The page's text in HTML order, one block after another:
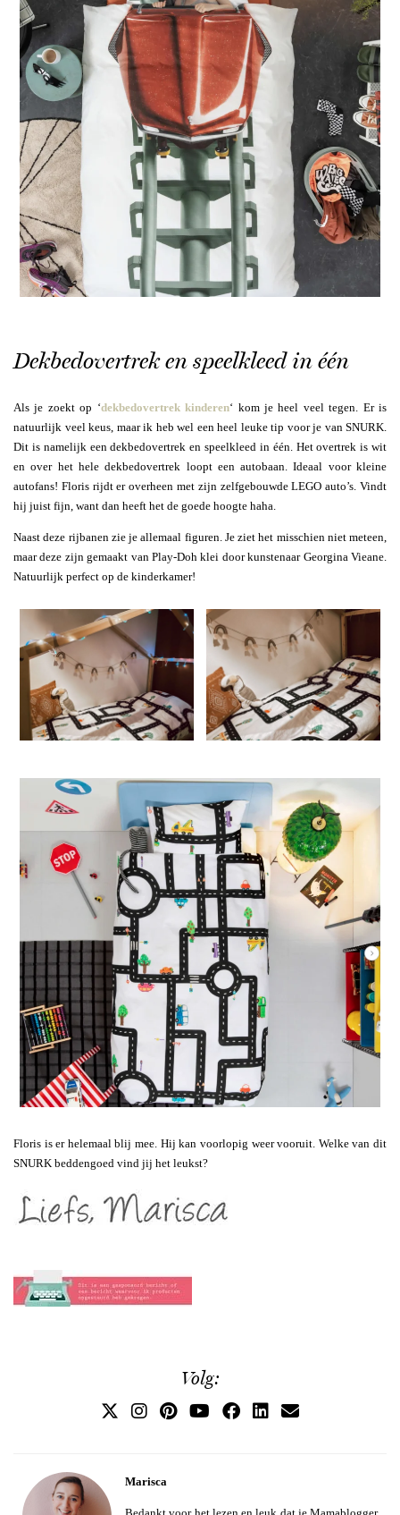
Dekbedovertrek en speelkleed in één
Als je zoekt op ‘dekbedovertrek kinderen‘ kom je heel veel tegen. Er is
natuurlijk veel keus, maar ik heb wel een heel leuke tip voor je van SNURK.
Dit is namelijk een dekbedovertrek en speelkleed in één. Het overtrek is wit
en over het hele dekbedovertrek loopt een autobaan. Ideaal voor kleine
autofans! Floris rijdt er overheen met zijn zelfgebouwde LEGO auto’s. Vindt
hij juist fijn, want dan heeft het de goede hoogte haha.
Naast deze rijbanen zie je allemaal figuren. Je ziet het misschien niet meteen,
maar deze zijn gemaakt van Play-Doh klei door kunstenaar Georgina Vieane.
Natuurlijk perfect op de kinderkamer!
Floris is er helemaal blij mee. Hij kan voorlopig weer vooruit. Welke van dit
SNURK beddengoed vind jij het leukst?
Volg:
Marisca